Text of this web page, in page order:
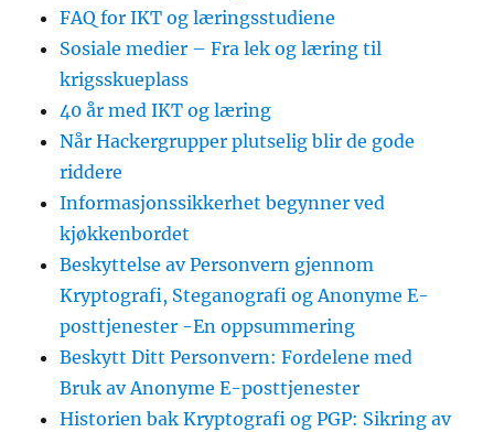
FAQ for IKT og læringsstudiene
Sosiale medier – Fra lek og læring til
krigsskueplass
40 år med IKT og læring
Når Hackergrupper plutselig blir de gode
riddere
Informasjonssikkerhet begynner ved
kjøkkenbordet
Beskyttelse av Personvern gjennom
Kryptografi, Steganografi og Anonyme E-
posttjenester -En oppsummering
Beskytt Ditt Personvern: Fordelene med
Bruk av Anonyme E-posttjenester
Historien bak Kryptografi og PGP: Sikring av